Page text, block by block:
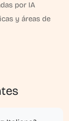
por IA
y áreas de